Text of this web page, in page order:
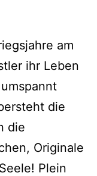
am
ihr Leben
die
die
Originale
Plein